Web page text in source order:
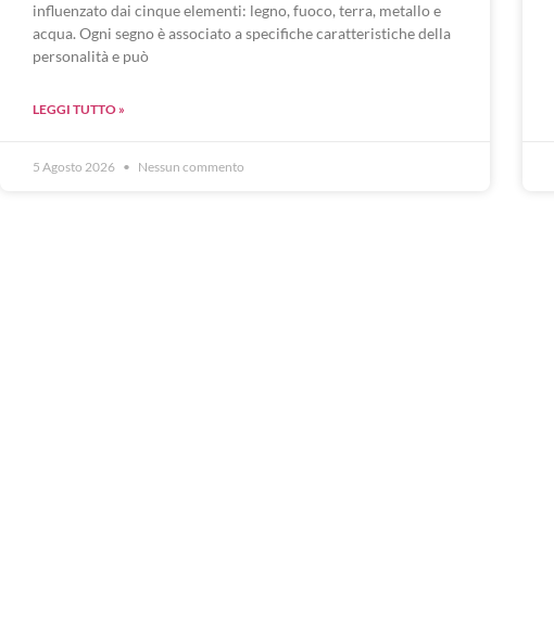
influenzato dai cinque elementi: legno, fuoco, terra, metallo e
acqua. Ogni segno è associato a specifiche caratteristiche della
personalità e può
LEGGI TUTTO »
5 Agosto 2026 Nessun commento